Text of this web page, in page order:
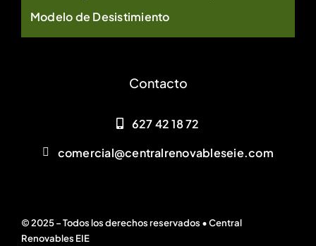
Modelo de Desistimiento
Contacto
627 42 18 72
comercial@centralrenovableseie.com
© 2025 – Todos los derechos reservados • Central
Renovables EIE